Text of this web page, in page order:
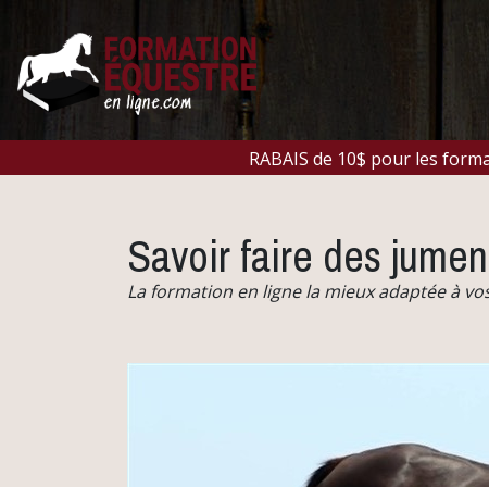
RABAIS de 10$ pour les
Savoir faire des
La formation en ligne la mieux adaptée à